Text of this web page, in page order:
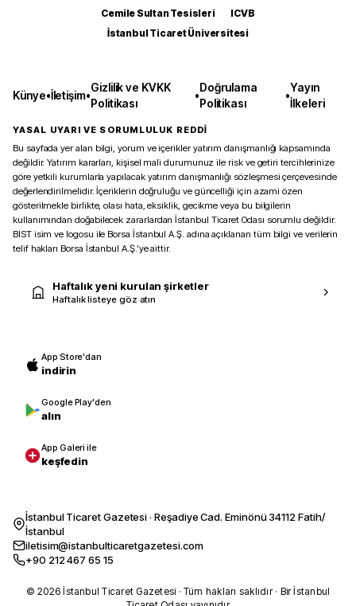
Cemile Sultan Tesisleri
ICVB
İstanbul Ticaret Üniversitesi
Künye•İletişim•
Gizlilik ve KVKK
Politikası
•
Doğrulama
Politikası
•
Yayın
İlkeleri
YASAL UYARI VE SORUMLULUK REDDİ
Bu sayfada yer alan bilgi, yorum ve içerikler yatırım danışmanlığı kapsamında
değildir. Yatırım kararları, kişisel mali durumunuz ile risk ve getiri tercihlerinize
göre yetkili kurumlarla yapılacak yatırım danışmanlığı sözleşmesi çerçevesinde
değerlendirilmelidir. İçeriklerin doğruluğu ve güncelliği için azami özen
gösterilmekle birlikte, olası hata, eksiklik, gecikme veya bu bilgilerin
kullanımından doğabilecek zararlardan İstanbul Ticaret Odası sorumlu değildir.
BIST isim ve logosu ile Borsa İstanbul A.Ş. adına açıklanan tüm bilgi ve verilerin
telif hakları Borsa İstanbul A.Ş.’ye aittir.
Haftalık yeni kurulan şirketler
Haftalık listeye göz atın
App Store'dan
indirin
Google Play'den
alın
App Galeri ile
keşfedin
İstanbul Ticaret Gazetesi · Reşadiye Cad. Eminönü 34112 Fatih/
İstanbul
iletisim@istanbulticaretgazetesi.com
+90 212 467 65 15
© 2026 İstanbul Ticaret Gazetesi · Tüm hakları saklıdır · Bir İstanbul